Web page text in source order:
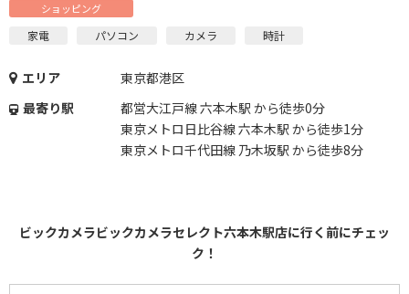
ショッピング
家電 パソコン カメラ 時計
エリア
東京都港区
最寄り駅
都営大江戸線 六本木駅 から徒歩0分
東京メトロ日比谷線 六本木駅 から徒歩1分
東京メトロ千代田線 乃木坂駅 から徒歩8分
ビックカメラビックカメラセレクト六本木駅店に行く前にチェッ
ク！